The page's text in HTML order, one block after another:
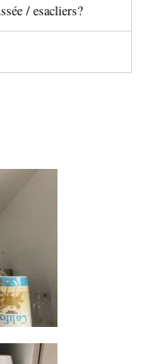
/ esacliers?